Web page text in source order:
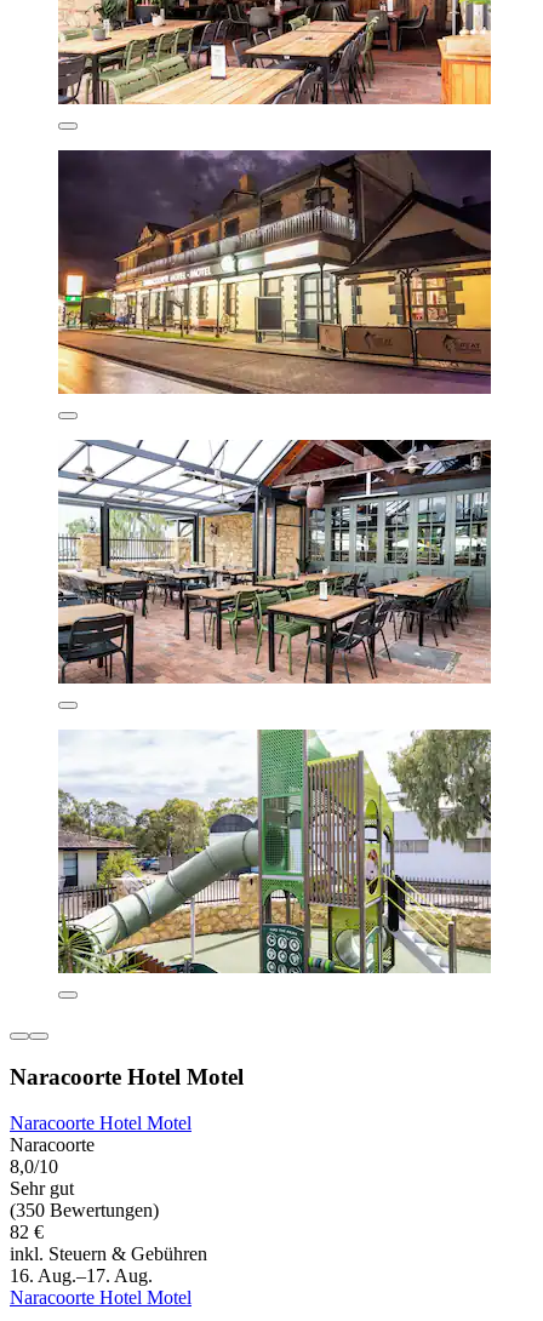
Naracoorte Hotel Motel
Naracoorte Hotel Motel
Naracoorte
8,0/10
Sehr gut
(350 Bewertungen)
82 €
inkl. Steuern & Gebühren
16. Aug.–17. Aug.
Naracoorte Hotel Motel